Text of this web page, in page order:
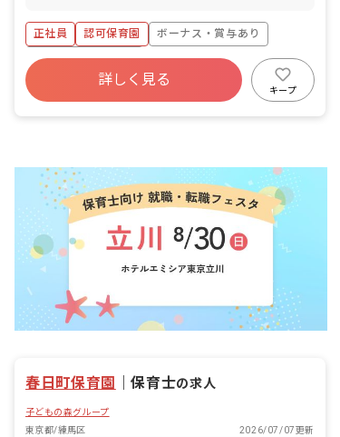
ため、配属先は希望をお聞きしながら決
定します。 ■具体的な仕事内容 0歳から6
歳までのお子さまの保育業務をお任せし
ます。一人ひとりの個性に向き合い、豊
かな成長を促します。子どもたちの興味
められています。一人ひとりの子どもた
ちが、自分の個性と向き合い力強く輝け
るように。そのサポートをすることが私
たちの使命です。
正社員 認可保育園
ボーナス・賞与あり
年間休日120日以上
寮・住宅・家賃補助あり
社会保険完備
詳しく見る
キープ
春日町保育園 ｜保育士の求人
子どもの森グループ
東京都/練馬区
2026/07/07更新